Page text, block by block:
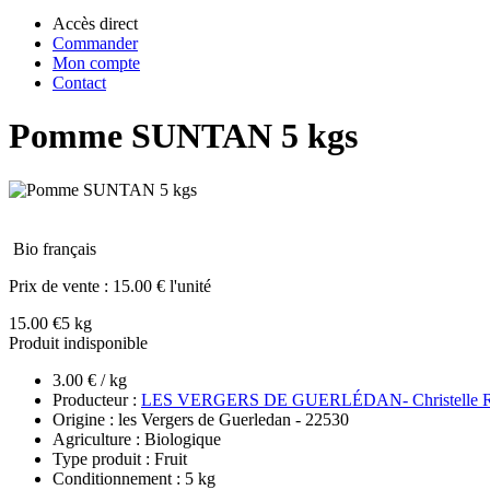
Accès direct
Commander
Mon compte
Contact
Pomme SUNTAN 5 kgs
Bio français
Prix de vente : 15.00 € l'unité
15.00 €5 kg
Produit indisponible
3.00 € / kg
Producteur : LES VERGERS DE GUERLÉDAN- Christelle
Origine : les Vergers de Guerledan - 22530
Agriculture : Biologique
Type produit : Fruit
Conditionnement : 5 kg